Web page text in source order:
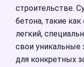
строительстве.
бетона, такие
легкий,
свои уникальные
для конкретных